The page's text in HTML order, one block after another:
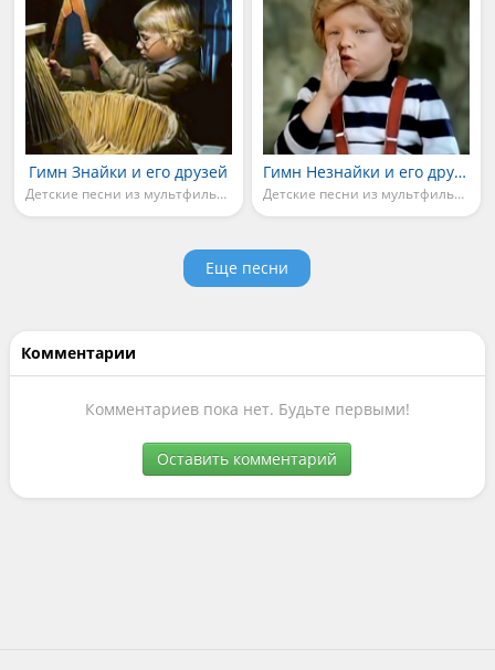
Гимн Знайки и его друзей
Детские песни из мультфильмов
Гимн Незнайки и его друзей
Детские песни из мультфильмов
Еще песни
Комментарии
Комментариев пока нет. Будьте первыми!
Оставить комментарий